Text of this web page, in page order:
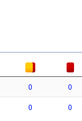
0 0
0 0